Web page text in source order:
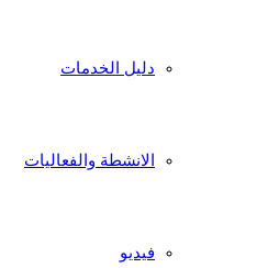
دليل الخدمات
الانشطة والفعاليات
فيديو